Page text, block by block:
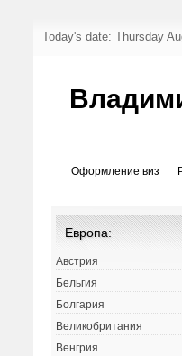
Today's date: Thursday
Оформление виз
Европа:
Австрия
Бельгия
Болгария
Великобритания
Венгрия